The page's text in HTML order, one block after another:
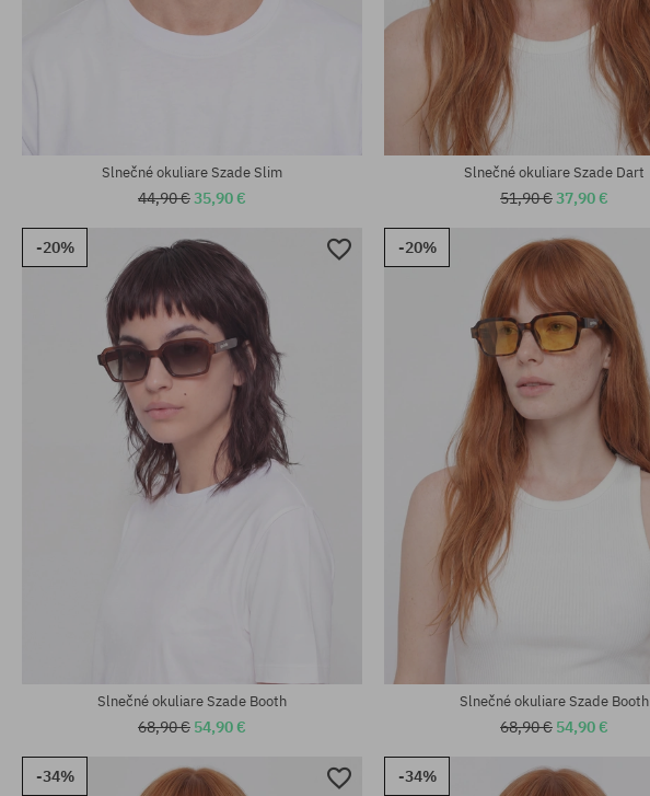
univerzálna veľkosť
Slnečné okuliare Szade Slim
44,90 €35,90 €
univerzálna veľkosť
Slnečné okuliare Szade Dart
51,90 €37,90 €
-20%
Slnečné okuliare Szade Booth
68,90 € 54,90 €
-20%
Slnečné okuliare Szade Booth
68,90 € 54,90 €
-34% -34%